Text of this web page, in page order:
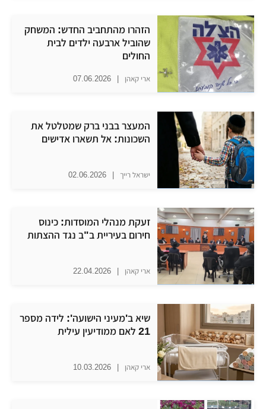
הזהרו מהתחביב החדש: המשחק
שהוביל ארבעה ילדים לבית
החולים
ארי קאהן |
07.06.2026
המעצר בבני ברק שמטלטל את
השכונות: אל תשארו אדישים
ישראל רייך |
02.06.2026
זעקת מנהלי המוסדות: כינוס
חירום בעיריית ב"ב נגד ההצתות
ארי קאהן |
22.04.2026
שיא ב'מעיני הישועה': לידה מספר
21 לאם ממודיעין עילית
ארי קאהן |
10.03.2026